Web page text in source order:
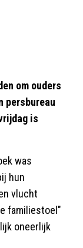
om ouders
persbureau
is
was
hun
vlucht
familiestoel"
oneerlijk